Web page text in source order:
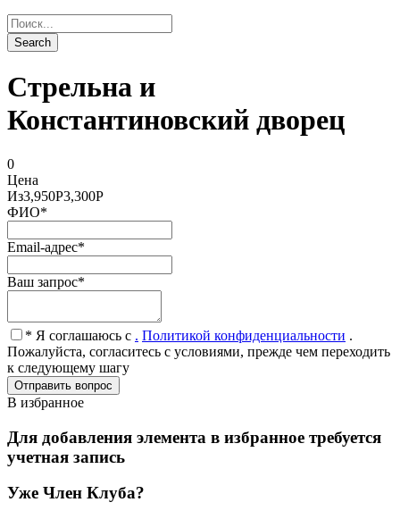
Стрельна и
Константиновский дворец
0
Цена
Из3,950Р3,300Р
ФИО*
Email-адрес*
Ваш запрос*
* Я соглашаюсь с . Политикой конфиденциальности .
Пожалуйста, согласитесь с условиями, прежде чем переходить
к следующему шагу
В избранное
Для добавления элемента в избранное требуется
учетная запись
Уже Член Клуба?